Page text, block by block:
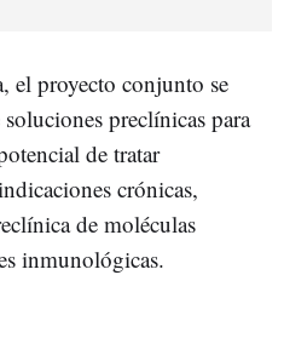
el proyecto conjunto se
preclínicas para
de tratar
crónicas,
de moléculas
inmunológicas.